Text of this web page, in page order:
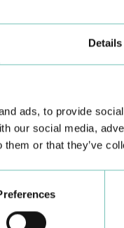
Details
ads, to provide
our social media,
them or that they’ve
Conheça todas as